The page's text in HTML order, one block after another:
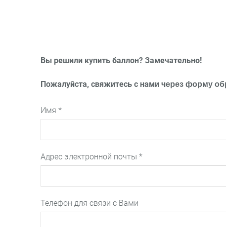
Вы решили купить баллон? Замечательно!
Пожалуйста, свяжитесь с нами через форму
Имя *
Адрес электронной почты *
Телефон для связи с Вами